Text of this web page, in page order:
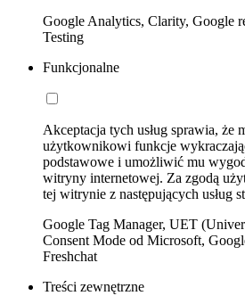
Google Analytics, Clarity, Google
Testing
Funkcjonalne
Akceptacja tych usług sprawia, że
użytkownikowi funkcje
podstawowe i umożliwić mu
witryny internetowej. Za zgodą
tej witrynie z następujących usług
Google Tag Manager, UET
Consent Mode od Microsoft,
Freshchat
Treści zewnętrzne